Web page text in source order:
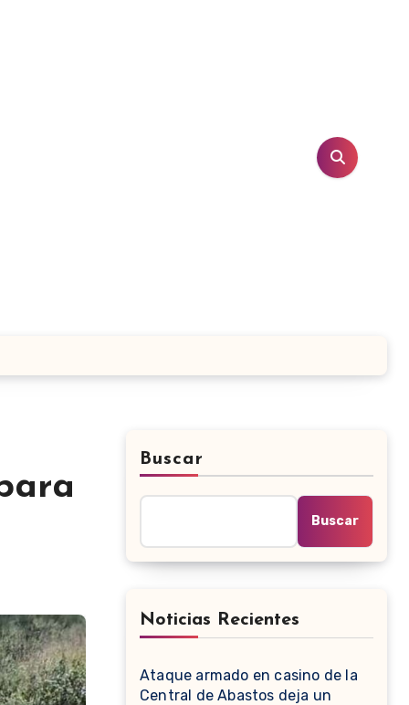
Buscar
Buscar
Noticias Recientes
Ataque armado en casino de la
Central de Abastos deja un